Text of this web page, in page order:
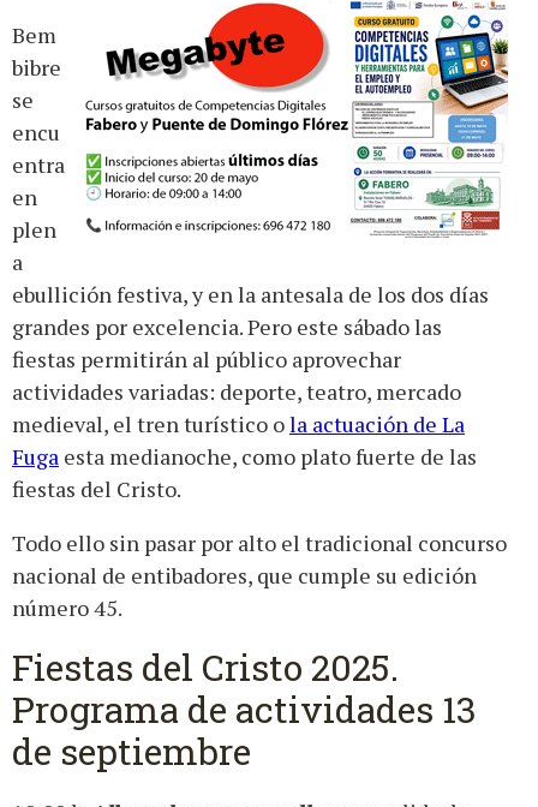
Bem
bibre
se
encu
entra
en
plen
a
ebullición festiva, y en la antesala de los dos días
grandes por excelencia. Pero este sábado las
fiestas permitirán al público aprovechar
actividades variadas: deporte, teatro, mercado
medieval, el tren turístico ola actuación de La
Fuga esta medianoche, como plato fuerte de las
fiestas del Cristo.
Todo ello sin pasar por alto el tradicional concurso
nacional de entibadores, que cumple su edición
número 45.
Fiestas del Cristo 2025.
Programa de actividades 13
de septiembre